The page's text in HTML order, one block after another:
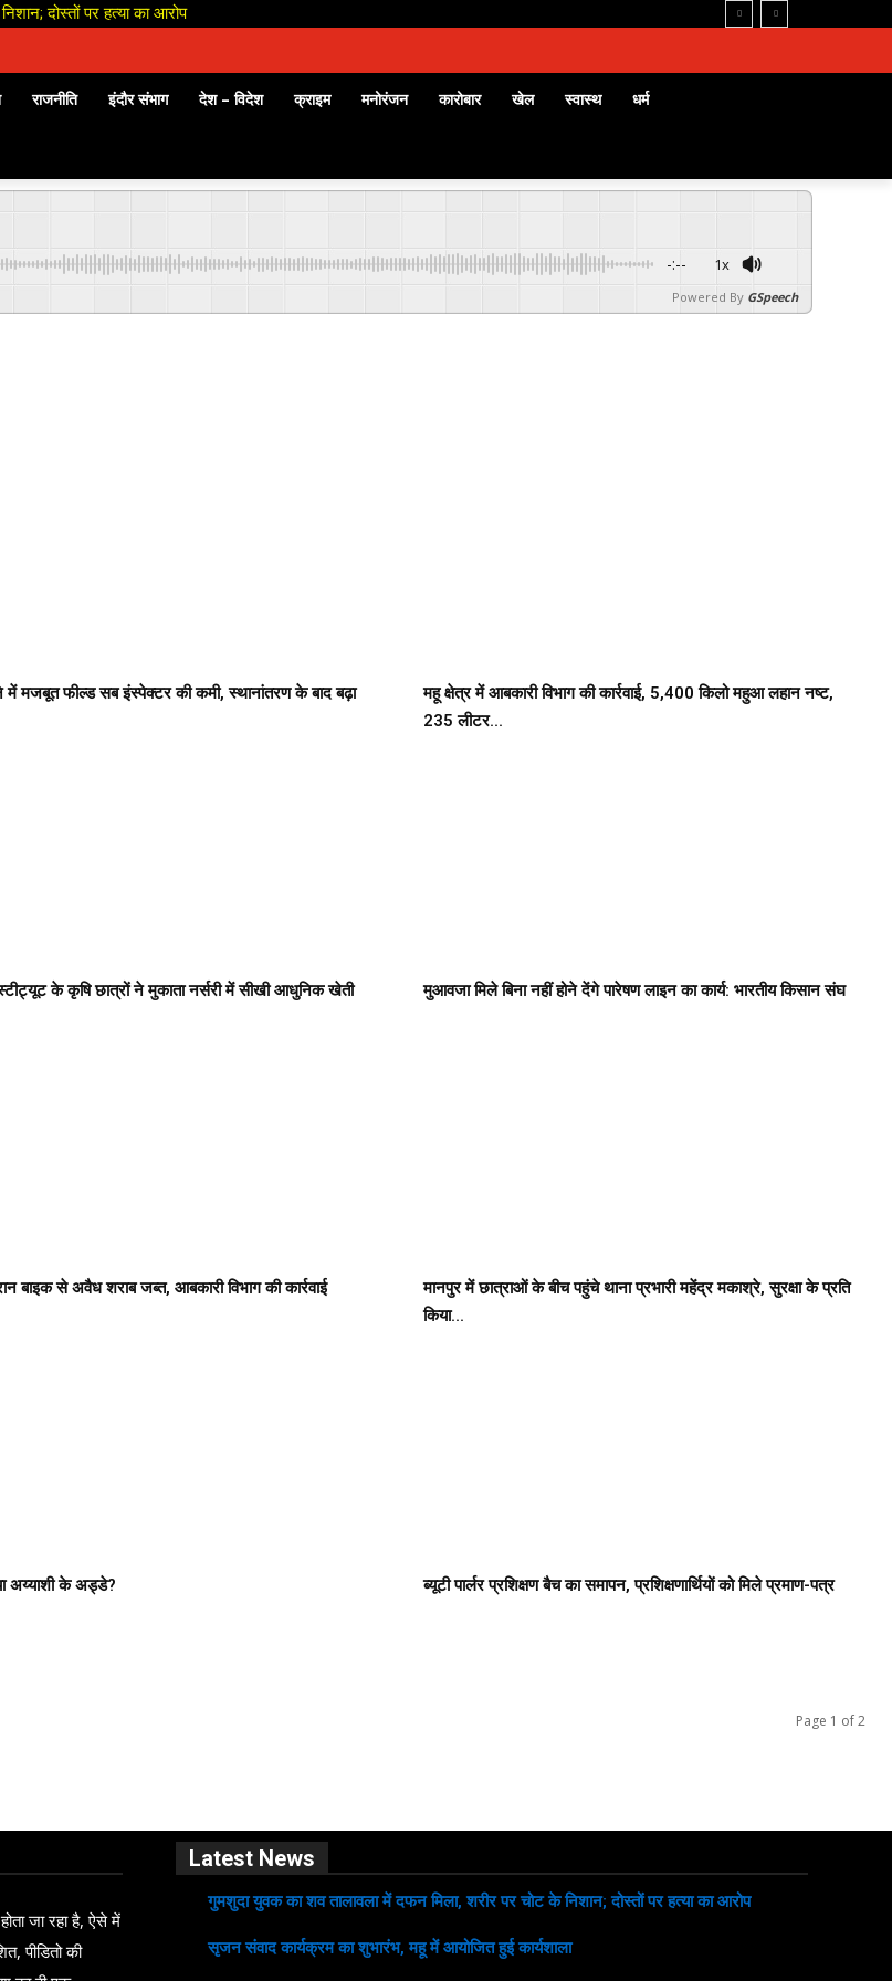
दोस्तों पर हत्या का आरोप
राजनीति इंदौर संभाग देश – विदेश क्राइम मनोरंजन कारोबार खेल स्वास्थ धर्म
-:-- 1x
Powered By GSpeech
में मजबूत फील्ड सब इंस्पेक्टर की कमी, स्थानांतरण के बाद बढ़ा
महू क्षेत्र में आबकारी विभाग की कार्रवाई, 5,400 किलो महुआ लहान नष्ट,
235 लीटर...
के कृषि छात्रों ने मुकाता नर्सरी में सीखी आधुनिक खेती
मुआवजा मिले बिना नहीं होने देंगे पारेषण लाइन का कार्य: भारतीय किसान संघ
बाइक से अवैध शराब जब्त, आबकारी विभाग की कार्रवाई
मानपुर में छात्राओं के बीच पहुंचे थाना प्रभारी महेंद्र मकाश्रे, सुरक्षा के प्रति
किया...
अय्याशी के अड्डे? ब्यूटी पार्लर प्रशिक्षण बैच का समापन, प्रशिक्षणार्थियों को मिले प्रमाण-पत्र
Page 1 of 2
जा रहा है, ऐसे में
पीडितो की
Latest News
गुमशुदा युवक का शव तालावला में दफन मिला, शरीर पर चोट के निशान; दोस्तों पर हत्या का आरोप
सृजन संवाद कार्यक्रम का शुभारंभ, महू में आयोजित हुई कार्यशाला